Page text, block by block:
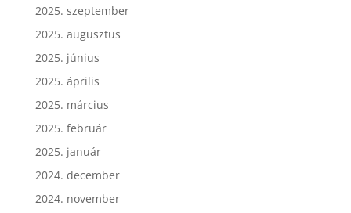
2025. szeptember
2025. augusztus
2025. június
2025. április
2025. március
2025. február
2025. január
2024. december
2024. november